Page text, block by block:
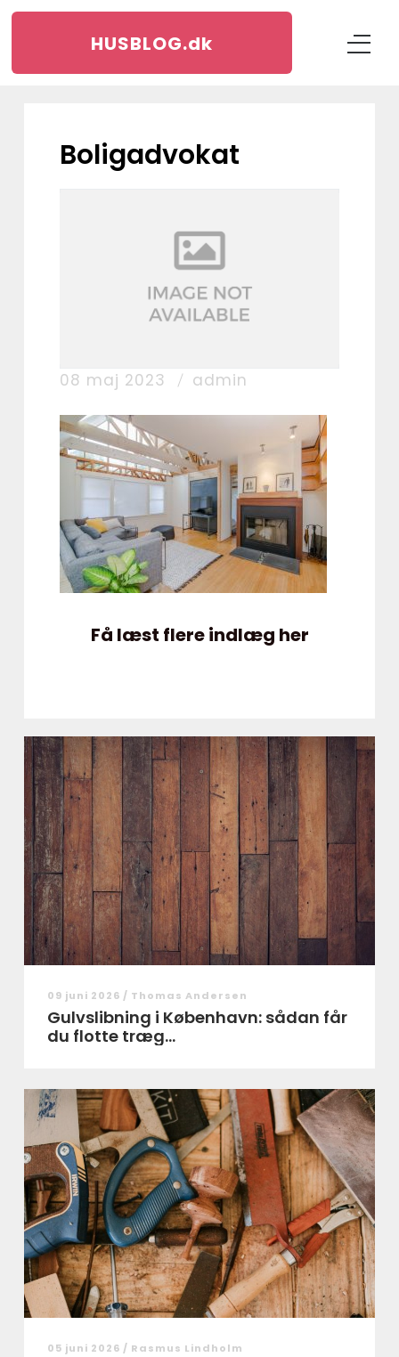
HUSBLOG.dk
boligadvokat
08 maj 2023 admin
Få læst flere indlæg her
09 juni 2026 / Thomas Andersen
Gulvslibning i København: sådan får
du flotte træg...
05 juni 2026 / Rasmus Lindholm